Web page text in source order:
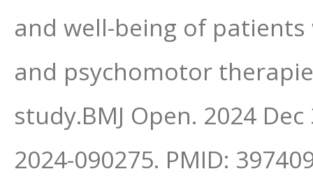
and well-being of
and psychomotor
study.BMJ Open. 2024
2024-090275. PMID: